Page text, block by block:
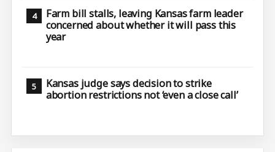
Farm bill stalls, leaving Kansas farm leader
concerned about whether it will pass this
year
Kansas judge says decision to strike
abortion restrictions not ‘even a close call’